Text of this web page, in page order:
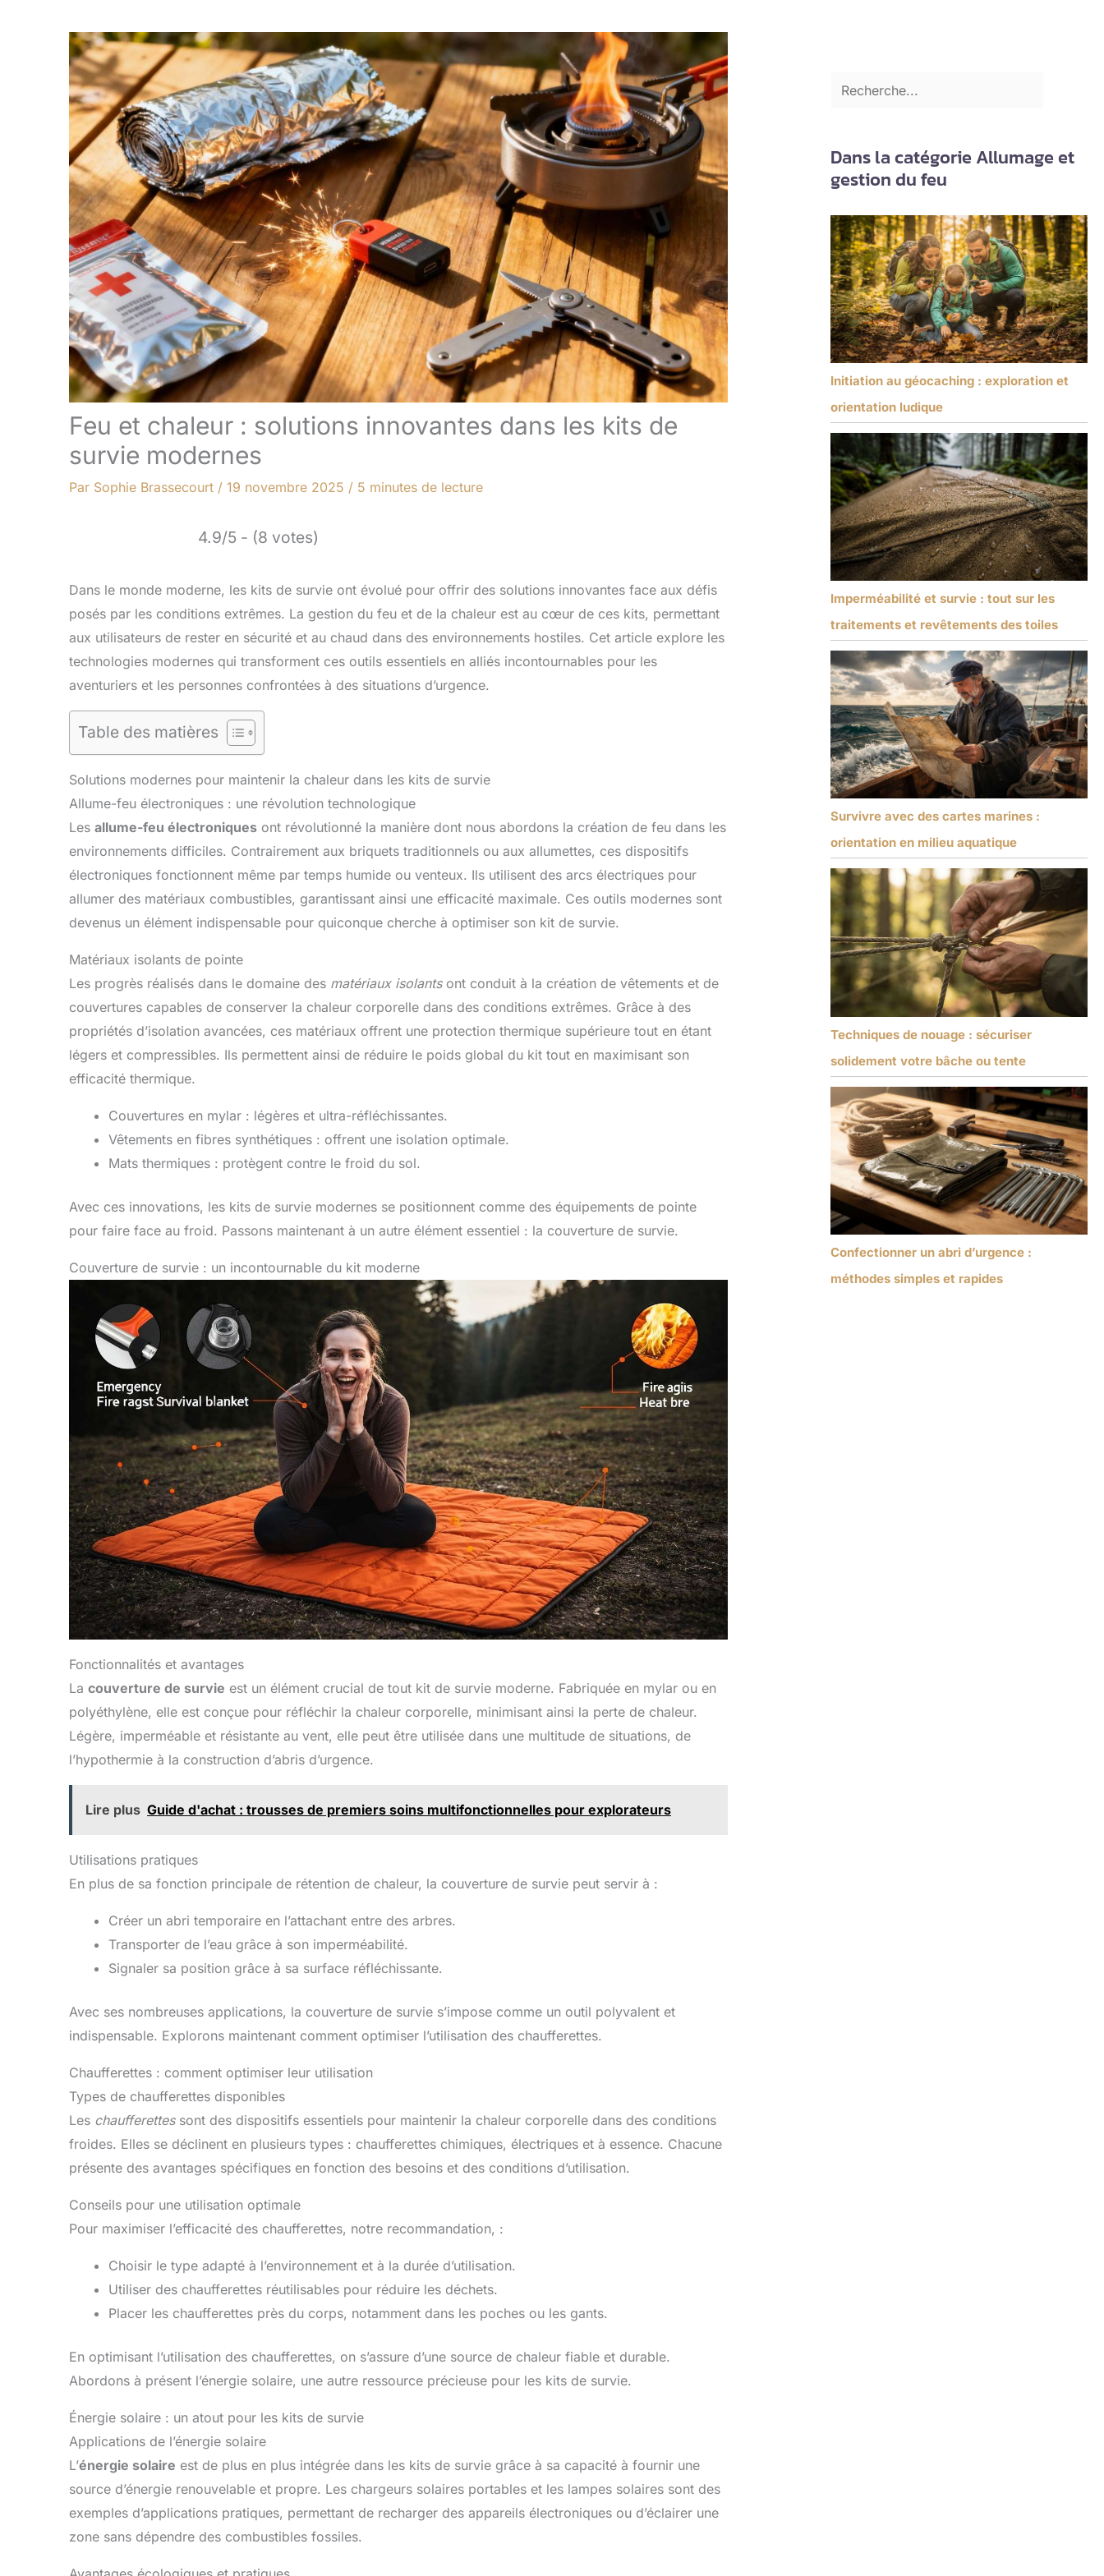
Feu et chaleur : solutions innovantes dans les kits de
survie modernes
Par Sophie Brassecourt / 19 novembre 2025 / 5 minutes de lecture
4.9/5 - (8 votes)
Dans le monde moderne, les kits de survie ont évolué pour offrir des solutions innovantes face aux défis
posés par les conditions extrêmes. La gestion du feu et de la chaleur est au cœur de ces kits, permettant
aux utilisateurs de rester en sécurité et au chaud dans des environnements hostiles. Cet article explore les
technologies modernes qui transforment ces outils essentiels en alliés incontournables pour les
aventuriers et les personnes confrontées à des situations d’urgence.
Table des matières
Solutions modernes pour maintenir la chaleur dans les kits de survie
Allume-feu électroniques : une révolution technologique
Les allume-feu électroniques ont révolutionné la manière dont nous abordons la création de feu dans les
environnements difficiles. Contrairement aux briquets traditionnels ou aux allumettes, ces dispositifs
électroniques fonctionnent même par temps humide ou venteux. Ils utilisent des arcs électriques pour
allumer des matériaux combustibles, garantissant ainsi une efficacité maximale. Ces outils modernes sont
devenus un élément indispensable pour quiconque cherche à optimiser son kit de survie.
Matériaux isolants de pointe
Les progrès réalisés dans le domaine des matériaux isolantsont conduit à la création de vêtements et de
couvertures capables de conserver la chaleur corporelle dans des conditions extrêmes. Grâce à des
propriétés d’isolation avancées, ces matériaux offrent une protection thermique supérieure tout en étant
légers et compressibles. Ils permettent ainsi de réduire le poids global du kit tout en maximisant son
efficacité thermique.
Couvertures en mylar : légères et ultra-réfléchissantes.
Vêtements en fibres synthétiques : offrent une isolation optimale.
Mats thermiques : protègent contre le froid du sol.
Avec ces innovations, les kits de survie modernes se positionnent comme des équipements de pointe
pour faire face au froid. Passons maintenant à un autre élément essentiel : la couverture de survie.
Couverture de survie : un incontournable du kit moderne
Fonctionnalités et avantages
La couverture de survie est un élément crucial de tout kit de survie moderne. Fabriquée en mylar ou en
polyéthylène, elle est conçue pour réfléchir la chaleur corporelle, minimisant ainsi la perte de chaleur.
Légère, imperméable et résistante au vent, elle peut être utilisée dans une multitude de situations, de
l’hypothermie à la construction d’abris d’urgence.
Lire plus Guide d'achat : trousses de premiers soins multifonctionnelles pour explorateurs
Utilisations pratiques
En plus de sa fonction principale de rétention de chaleur, la couverture de survie peut servir à :
Créer un abri temporaire en l’attachant entre des arbres.
Transporter de l’eau grâce à son imperméabilité.
Signaler sa position grâce à sa surface réfléchissante.
Avec ses nombreuses applications, la couverture de survie s’impose comme un outil polyvalent et
indispensable. Explorons maintenant comment optimiser l’utilisation des chaufferettes.
Chaufferettes : comment optimiser leur utilisation
Types de chaufferettes disponibles
Les chaufferettessont des dispositifs essentiels pour maintenir la chaleur corporelle dans des conditions
froides. Elles se déclinent en plusieurs types : chaufferettes chimiques, électriques et à essence. Chacune
présente des avantages spécifiques en fonction des besoins et des conditions d’utilisation.
Conseils pour une utilisation optimale
Pour maximiser l’efficacité des chaufferettes, notre recommandation, :
Choisir le type adapté à l’environnement et à la durée d’utilisation.
Utiliser des chaufferettes réutilisables pour réduire les déchets.
Placer les chaufferettes près du corps, notamment dans les poches ou les gants.
En optimisant l’utilisation des chaufferettes, on s’assure d’une source de chaleur fiable et durable.
Abordons à présent l’énergie solaire, une autre ressource précieuse pour les kits de survie.
Énergie solaire : un atout pour les kits de survie
Applications de l’énergie solaire
L’énergie solaire est de plus en plus intégrée dans les kits de survie grâce à sa capacité à fournir une
source d’énergie renouvelable et propre. Les chargeurs solaires portables et les lampes solaires sont des
exemples d’applications pratiques, permettant de recharger des appareils électroniques ou d’éclairer une
zone sans dépendre des combustibles fossiles.
Dans la catégorie Allumage et
gestion du feu
Initiation au géocaching : exploration et
orientation ludique
Imperméabilité et survie : tout sur les
traitements et revêtements des toiles
Survivre avec des cartes marines :
orientation en milieu aquatique
Techniques de nouage : sécuriser
solidement votre bâche ou tente
Confectionner un abri d’urgence :
méthodes simples et rapides